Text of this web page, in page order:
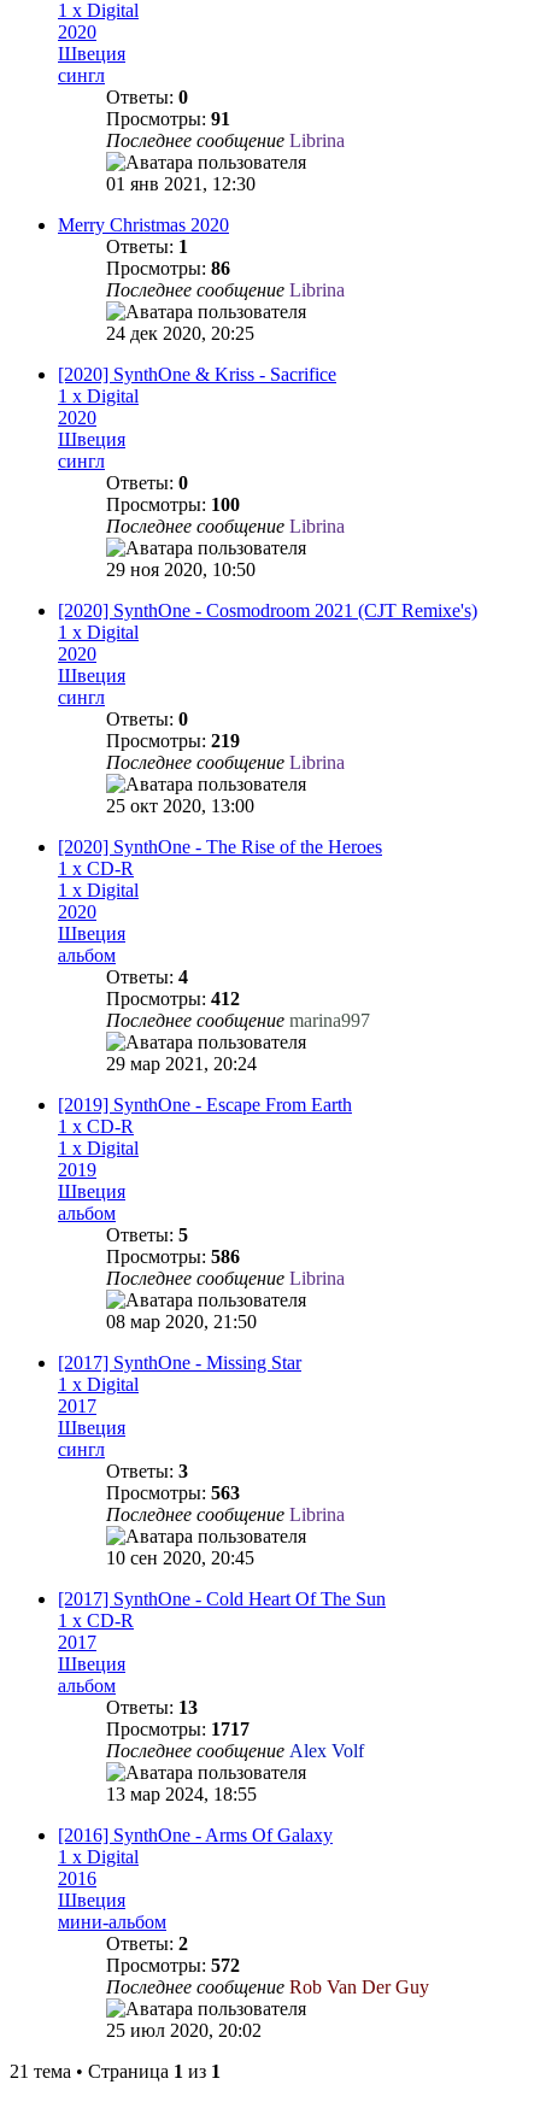
1 x Digital
2020
Швеция
сингл
Ответы: 0
Просмотры: 91
Последнее сообщение Librina
01 янв 2021, 12:30
Merry Christmas 2020
Ответы: 1
Просмотры: 86
Последнее сообщение Librina
24 дек 2020, 20:25
[2020] SynthOne & Kriss - Sacrifice
1 x Digital
2020
Швеция
сингл
Ответы: 0
Просмотры: 100
Последнее сообщение Librina
29 ноя 2020, 10:50
[2020] SynthOne - Cosmodroom 2021 ​(​CJT Remixe's)
1 x Digital
2020
Швеция
сингл
Ответы: 0
Просмотры: 219
Последнее сообщение Librina
25 окт 2020, 13:00
[2020] SynthOne - The Rise of the Heroes
1 x CD-R
1 x Digital
2020
Швеция
альбом
Ответы: 4
Просмотры: 412
Последнее сообщение marina997
29 мар 2021, 20:24
[2019] SynthOne - Escape From Earth
1 x CD-R
1 x Digital
2019
Швеция
альбом
Ответы: 5
Просмотры: 586
Последнее сообщение Librina
08 мар 2020, 21:50
[2017] SynthOne - Missing Star
1 x Digital
2017
Швеция
сингл
Ответы: 3
Просмотры: 563
Последнее сообщение Librina
10 сен 2020, 20:45
[2017] SynthOne - Cold Heart Of The Sun
1 x CD-R
2017
Швеция
альбом
Ответы: 13
Просмотры: 1717
Последнее сообщение Alex Volf
13 мар 2024, 18:55
[2016] SynthOne - Arms Of Galaxy
1 x Digital
2016
Швеция
мини-альбом
Ответы: 2
Просмотры: 572
Последнее сообщение Rob Van Der Guy
25 июл 2020, 20:02
21 тема • Страница 1 из 1